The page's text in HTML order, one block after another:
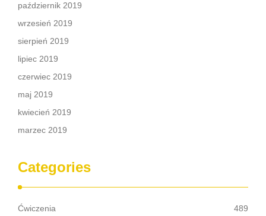
październik 2019
wrzesień 2019
sierpień 2019
lipiec 2019
czerwiec 2019
maj 2019
kwiecień 2019
marzec 2019
Categories
Ćwiczenia
489